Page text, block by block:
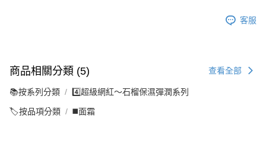
客服
商品相關分類 (5) 查看全部
📚按系列分類 4️⃣超級網紅～石榴保濕彈潤系列
🏷️按品項分類 ◼️面霜